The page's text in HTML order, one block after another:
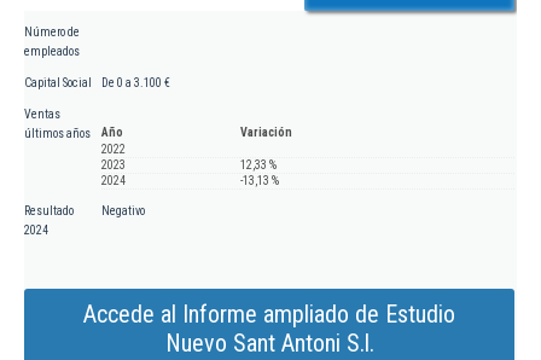
Número de
empleados
Capital Social De 0 a 3.100 €
Ventas
últimos años
Año
Variación
2022
2023
12,33 %
2024
-13,13 %
Resultado
2024
Negativo
Accede al Informe ampliado de Estudio
Nuevo Sant Antoni S.l.